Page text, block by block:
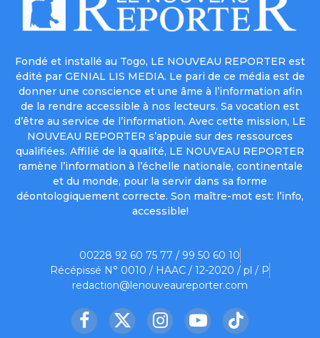
Fondé et installé au Togo, LE NOUVEAU REPORTER est
édité par GENIAL LIS MEDIA. Le pari de ce média est de
donner une conscience et une âme à l’information afin
de la rendre accessible à nos lecteurs. Sa vocation est
d’être au service de l’information. Avec cette mission, LE
NOUVEAU REPORTER s’appuie sur des ressources
qualifiées. Affilié de la qualité, LE NOUVEAU REPORTER
ramène l’information à l’échelle nationale, continentale
et du monde, pour la servir dans sa forme
déontologiquement correcte. Son maître-mot est: l’info,
accessible!
00228 92 60 75 77 / 99 50 60 10
Récépissé N° 0010 / HAAC / 12-2020 / pl / P
redaction@lenouveaureporter.com
Facebook
X
InstagramYouTubeTikTok